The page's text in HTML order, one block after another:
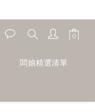
闆娘精選清單